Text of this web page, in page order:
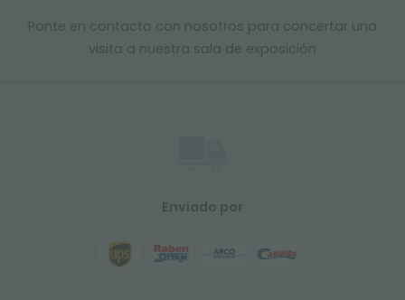
Ponte en contacto con nosotros para concertar una
visita a nuestra sala de exposición
Enviado por